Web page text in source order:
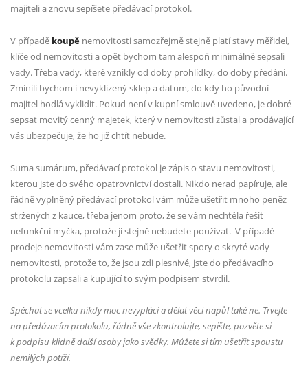
majiteli a znovu sepíšete předávací protokol.
V případě koupě nemovitosti samozřejmě stejně platí stavy měřidel,
klíče od nemovitosti a opět bychom tam alespoň minimálně sepsali
vady. Třeba vady, které vznikly od doby prohlídky, do doby předání.
Zmínili bychom i nevyklizený sklep a datum, do kdy ho původní
majitel hodlá vyklidit. Pokud není v kupní smlouvě uvedeno, je dobré
sepsat movitý cenný majetek, který v nemovitosti zůstal a prodávající
vás ubezpečuje, že ho již chtít nebude.
Suma sumárum, předávací protokol je zápis o stavu nemovitosti,
kterou jste do svého opatrovnictví dostali. Nikdo nerad papíruje, ale
řádně vyplněný předávací protokol vám může ušetřit mnoho peněz
stržených z kauce, třeba jenom proto, že se vám nechtěla řešit
nefunkční myčka, protože ji stejně nebudete používat. V případě
prodeje nemovitosti vám zase může ušetřit spory o skryté vady
nemovitosti, protože to, že jsou zdi plesnivé, jste do předávacího
protokolu zapsali a kupující to svým podpisem stvrdil.
Spěchat se vcelku nikdy moc nevyplácí a dělat věci napůl také ne. Trvejte
na předávacím protokolu, řádně vše zkontrolujte, sepište, pozvěte si
k podpisu klidně další osoby jako svědky. Můžete si tím ušetřit spoustu
nemilých potíží.